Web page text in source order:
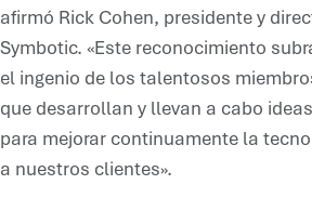
afirmó Rick Cohen, presidente y
Symbotic. «Este reconocimiento
el ingenio de los talentosos
que desarrollan y llevan a cabo
para mejorar continuamente la
a nuestros clientes».